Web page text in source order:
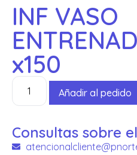
INF VASO
x150
Añadir al pedido
Consultas sobre